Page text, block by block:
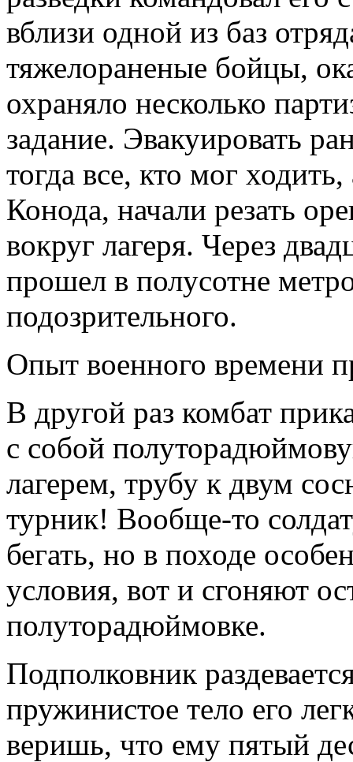
вблизи одной из баз
тяжелораненые бойцы,
охраняло несколько
задание. Эвакуировать
тогда все, кто мог
Конода, начали резать
вокруг лагеря. Через
прошел в полусотне
подозрительного.
Опыт военного времени
В другой раз комбат
с собой
лагерем, трубу к двум
турник! Вообще-то
бегать, но в походе
условия, вот и сгоняют
полуторадюймовке.
Подполковник
пружинистое тело его
веришь, что ему пятый